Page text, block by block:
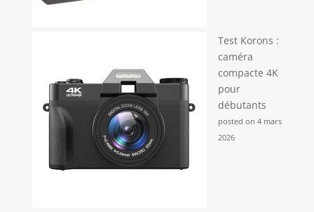
Test Korons :
caméra
compacte 4K
pour
débutants
posted on 4 mars
2026